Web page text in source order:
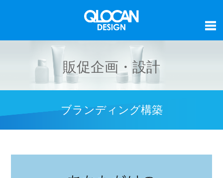
販促企画・設計
ブランディング構築